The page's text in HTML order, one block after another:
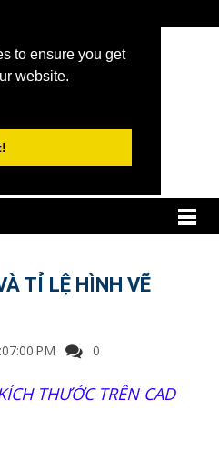
to ensure you get
website.
TỈ LỆ HÌNH VẼ
PM 0
THƯỚC TRÊN CAD